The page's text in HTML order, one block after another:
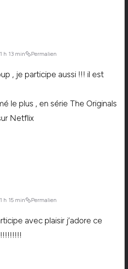
h 13 min Permalien
, je participe aussi !!! il est
le plus , en série The Originals
Netflix
h 15 min Permalien
avec plaisir j’adore ce